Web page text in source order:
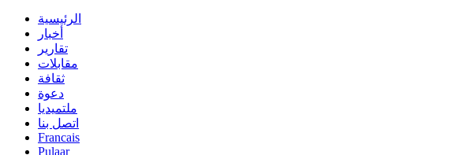
الرئيسية
أخبار
تقارير
مقابلات
ثقافة
دعوة
ملتميديا
اتصل بنا
Francais
Pulaar